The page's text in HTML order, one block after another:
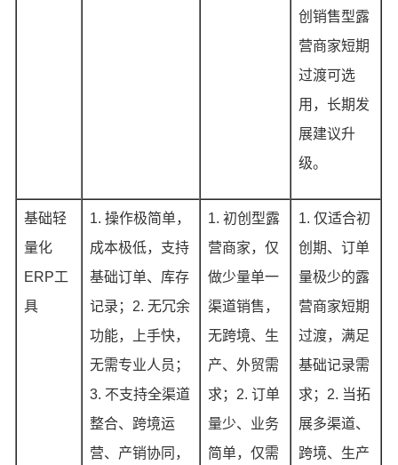
创销售型露
营商家短期
过渡可选
用，长期发
展建议升
级。
基础轻
量化
ERP工
具
1. 操作极简单，
成本极低，支持
基础订单、库存
记录；2. 无冗余
功能，上手快，
无需专业人员；
3. 不支持全渠道
整合、跨境运
营、产销协同，
1. 初创型露
营商家，仅
做少量单一
渠道销售，
无跨境、生
产、外贸需
求；2. 订单
量少、业务
简单，仅需
1. 仅适合初
创期、订单
量极少的露
营商家短期
过渡，满足
基础记录需
求；2. 当拓
展多渠道、
跨境、生产